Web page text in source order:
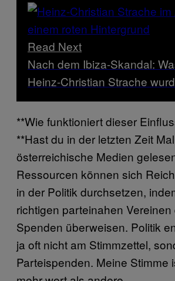
Read Next
Nach dem Ibiza-Skandal:
Heinz-Christian Strache
**Wie funktioniert dieser
**Hast du in der letzten Zeit Mal
österreichische Medien
Ressourcen können sich
in der Politik durchsetzen,
richtigen parteinahen
Spenden überweisen. Politik
ja oft nicht am Stimmzettel,
Parteispenden. Meine Stimme